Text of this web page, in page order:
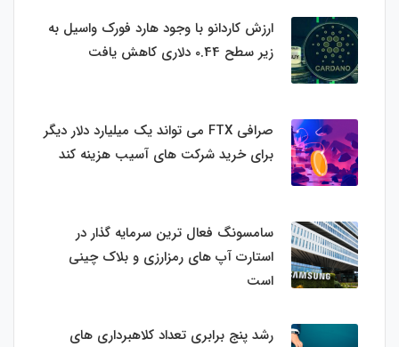
ارزش کاردانو با وجود هارد فورک واسیل به
زیر سطح 0.44 دلاری کاهش یافت
صرافی FTX می تواند یک میلیارد دلار دیگر
برای خرید شرکت های آسیب هزینه کند
سامسونگ فعال‌ ترین سرمایه‌ گذار در
استارت‌ آپ‌ های رمزارزی و بلاک چینی
است
رشد پنج برابری تعداد کلاهبرداری های